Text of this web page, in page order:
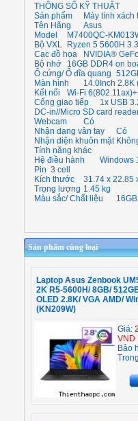
THÔNG SỐ KỸ THUẬT
Sản phẩm
Máy tính xách
Tên Hãng
Asus
Model
M7400QC-
Bộ VXL
Ryzen 5 5600H
Cạc đồ họa
NVIDIA®
Bộ nhớ
16GB DDR4 on
Ổ cứng/ Ổ đĩa quang
Màn hình
14.0Inch 2.8K
Kết nối
Wi-Fi
Cổng giao tiếp
1x USB
DC-in//Micro SD card
Webcam
Có
Nhận dạng vân tay
Có
Nhận diện khuôn mặt
Tính năng khác
Hệ điều hành
Windows
Pin 3 cell
Kích thước
31.74 x 22.85
Trọng lượng 1.45 kg
Màu sắc/ Chất liệu
Sản phẩm cùng loại
Laptop Asus Zenbook
2K R5-5600H/ 8GB/
OLED 2.8K/ VGA AMD/
(KN209W)
Giá:
VND
Bảo